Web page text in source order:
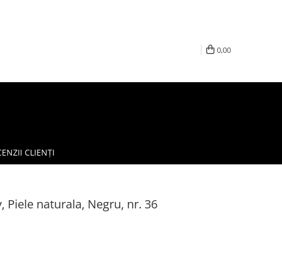
0,00
CLIENȚI
Piele naturala, Negru, nr. 36